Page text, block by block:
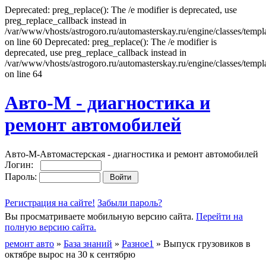
Deprecated: preg_replace(): The /e modifier is deprecated, use
preg_replace_callback instead in
/var/www/vhosts/astrogoro.ru/automasterskay.ru/engine/classes/
on line 60 Deprecated: preg_replace(): The /e modifier is
deprecated, use preg_replace_callback instead in
/var/www/vhosts/astrogoro.ru/automasterskay.ru/engine/classes/
on line 64
Авто-М - диагностика и
ремонт автомобилей
Авто-М-Автомастерская - диагностика и ремонт автомобилей
Логин:
Пароль:
Регистрация на сайте! Забыли пароль?
Вы просматриваете мобильную версию сайта. Перейти на
полную версию сайта.
ремонт авто » База знаний » Разное1 » Выпуск грузовиков в
октябре вырос на 30 к сентябрю